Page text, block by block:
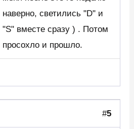
наверно, светились "D" и
"S" вместе сразу ) . Потом
просохло и прошло.
#5